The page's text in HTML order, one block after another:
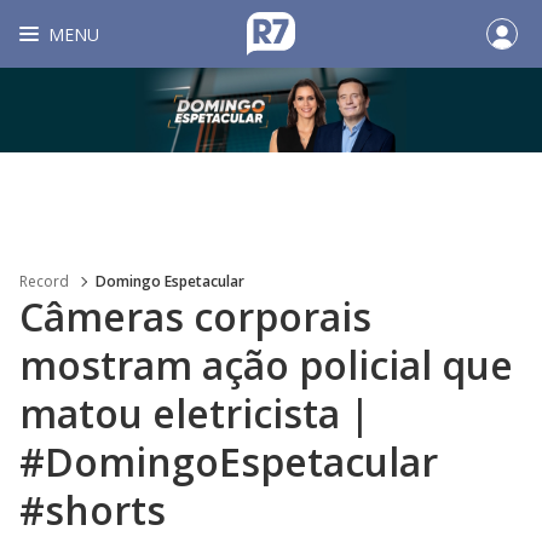
MENU
Record Domingo Espetacular
Câmeras corporais
mostram ação policial que
matou eletricista |
#DomingoEspetacular
#shorts